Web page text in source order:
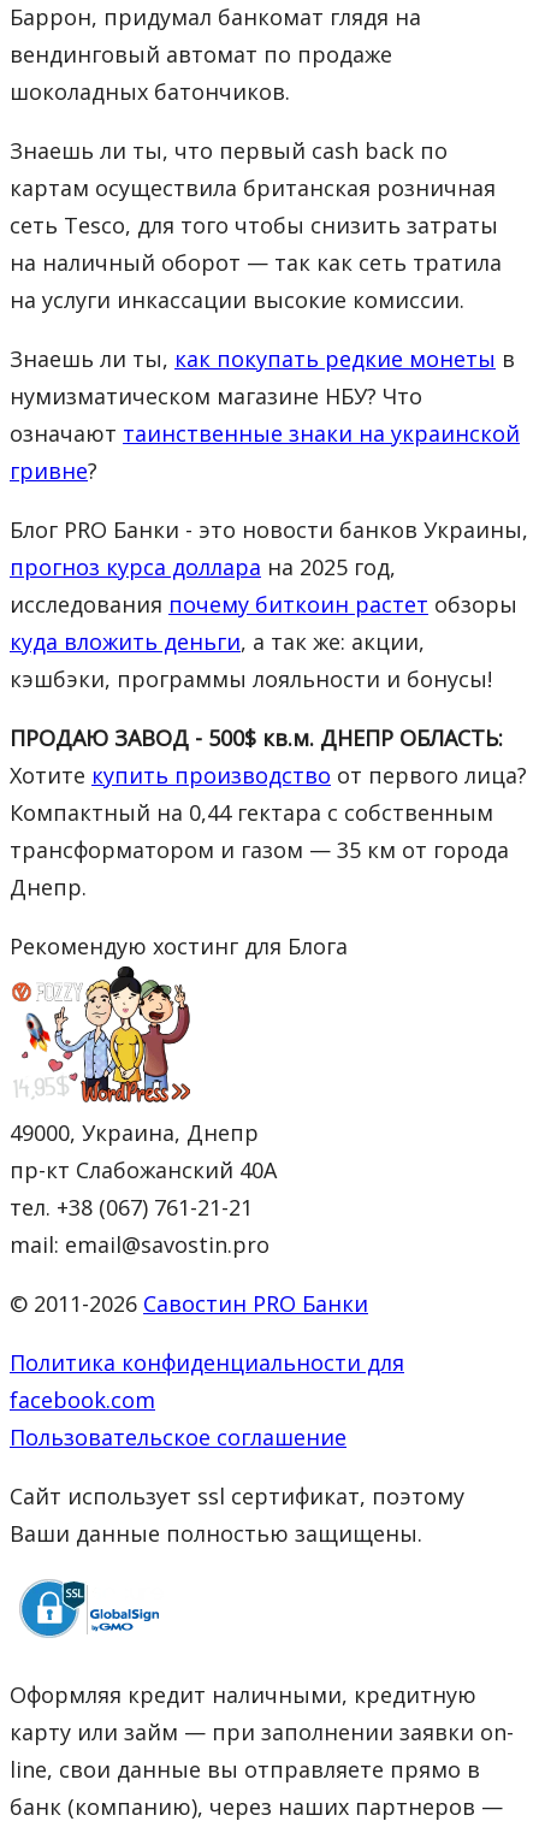
Баррон, придумал банкомат глядя на
вендинговый автомат по продаже
шоколадных батончиков.
Знаешь ли ты, что первый cash back по
картам осуществила британская розничная
сеть Tesco, для того чтобы снизить затраты
на наличный оборот — так как сеть тратила
на услуги инкассации высокие комиссии.
Знаешь ли ты, как покупать редкие монеты в
нумизматическом магазине НБУ? Что
означают таинственные знаки на украинской
гривне?
Блог PRO Банки - это новости банков Украины,
прогноз курса доллара на 2025 год,
исследования почему биткоин растет обзоры
куда вложить деньги, а так же: акции,
кэшбэки, программы лояльности и бонусы!
ПРОДАЮ ЗАВОД - 500$ кв.м. ДНЕПР ОБЛАСТЬ:
Хотите купить производство от первого лица?
Компактный на 0,44 гектара с собственным
трансформатором и газом — 35 км от города
Днепр.
Рекомендую хостинг для Блога
49000, Украина, Днепр
пр-кт Слабожанский 40А
тел. +38 (067) 761-21-21
mail: email@savostin.pro
© 2011-2026 Савостин PRO Банки
Политика конфиденциальности для
facebook.com
Пользовательское соглашение
Сайт использует ssl сертификат, поэтому
Ваши данные полностью защищены.
Оформляя кредит наличными, кредитную
карту или займ — при заполнении заявки on-
line, свои данные вы отправляете прямо в
банк (компанию), через наших партнеров —